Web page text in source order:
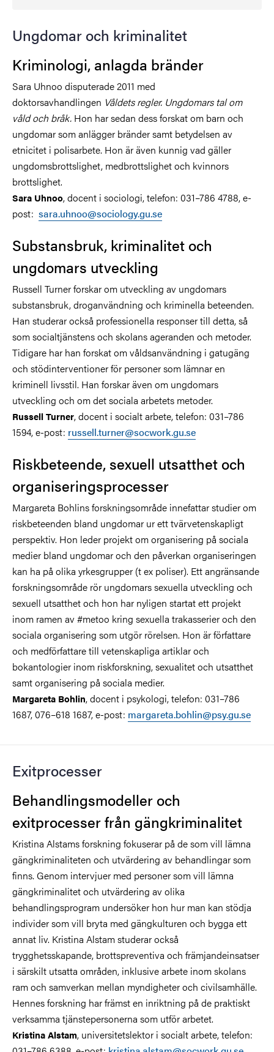
Ungdomar och kriminalitet
Kriminologi, anlagda bränder
Sara Uhnoo disputerade 2011 med
doktorsavhandlingen Våldets regler. Ungdomars tal om
våld och bråk. Hon har sedan dess forskat om barn och
ungdomar som anlägger bränder samt betydelsen av
etnicitet i polisarbete. Hon är även kunnig vad gäller
ungdomsbrottslighet, medbrottslighet och kvinnors
brottslighet.
Sara Uhnoo, docent i sociologi, telefon: 031–786 4788, e-
post: sara.uhnoo@sociology.gu.se
Substansbruk, kriminalitet och
ungdomars utveckling
Russell Turner forskar om utveckling av ungdomars
substansbruk, droganvändning och kriminella beteenden.
Han studerar också professionella responser till detta, så
som socialtjänstens och skolans ageranden och metoder.
Tidigare har han forskat om våldsanvändning i gatugäng
och stödinterventioner för personer som lämnar en
kriminell livsstil. Han forskar även om ungdomars
utveckling och om det sociala arbetets metoder.
Russell Turner, docent i socialt arbete, telefon: 031–786
1594, e-post: russell.turner@socwork.gu.se
Riskbeteende, sexuell utsatthet och
organiseringsprocesser
Margareta Bohlins forskningsområde innefattar studier om
riskbeteenden bland ungdomar ur ett tvärvetenskapligt
perspektiv. Hon leder projekt om organisering på sociala
medier bland ungdomar och den påverkan organiseringen
kan ha på olika yrkesgrupper (t ex poliser). Ett angränsande
forskningsområde rör ungdomars sexuella utveckling och
sexuell utsatthet och hon har nyligen startat ett projekt
inom ramen av #metoo kring sexuella trakasserier och den
sociala organisering som utgör rörelsen. Hon är författare
och medförfattare till vetenskapliga artiklar och
bokantologier inom riskforskning, sexualitet och utsatthet
samt organisering på sociala medier.
Margareta Bohlin, docent i psykologi, telefon: 031–786
1687, 076–618 1687, e-post: margareta.bohlin@psy.gu.se
Exitprocesser
Behandlingsmodeller och
exitprocesser från gängkriminalitet
Kristina Alstams forskning fokuserar på de som vill lämna
gängkriminaliteten och utvärdering av behandlingar som
finns. Genom intervjuer med personer som vill lämna
gängkriminalitet och utvärdering av olika
behandlingsprogram undersöker hon hur man kan stödja
individer som vill bryta med gängkulturen och bygga ett
annat liv. Kristina Alstam studerar också
trygghetsskapande, brottspreventiva och främjandeinsatser
i särskilt utsatta områden, inklusive arbete inom skolans
ram och samverkan mellan myndigheter och civilsamhälle.
Hennes forskning har främst en inriktning på de praktiskt
verksamma tjänstepersonerna som utför arbetet.
Kristina Alstam, universitetslektor i socialt arbete, telefon: